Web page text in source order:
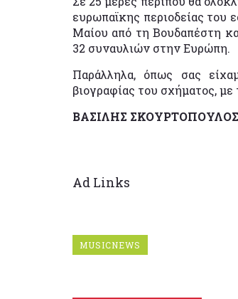
ευρωπαϊκης περιοδείας του
Μαίου από τη Βουδαπέστη
32 συναυλιών στην Ευρώπη.
Παράλληλα, όπως σας
βιογραφίας του σχήματος,
ΒΑΣΙΛΗΣ
Ad Links
MUSICNEWS